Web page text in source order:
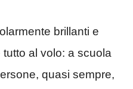
brillanti e
al volo: a scuola
quasi sempre,